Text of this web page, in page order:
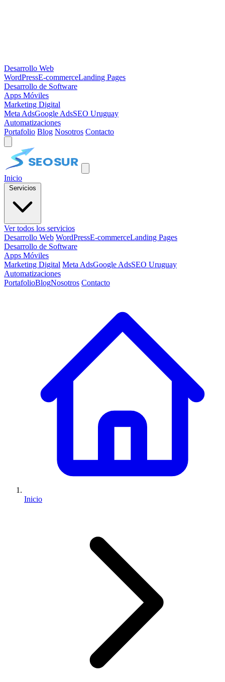
Desarrollo Web
WordPressE-commerceLanding Pages
Desarrollo de Software
Apps Móviles
Marketing Digital
Meta AdsGoogle AdsSEO Uruguay
Automatizaciones
Portafolio Blog Nosotros Contacto
Inicio
Ver todos los servicios
Desarrollo Web WordPressE-commerceLanding Pages
Desarrollo de Software
Apps Móviles
Marketing Digital Meta AdsGoogle AdsSEO Uruguay
Automatizaciones
PortafolioBlogNosotros Contacto
Inicio